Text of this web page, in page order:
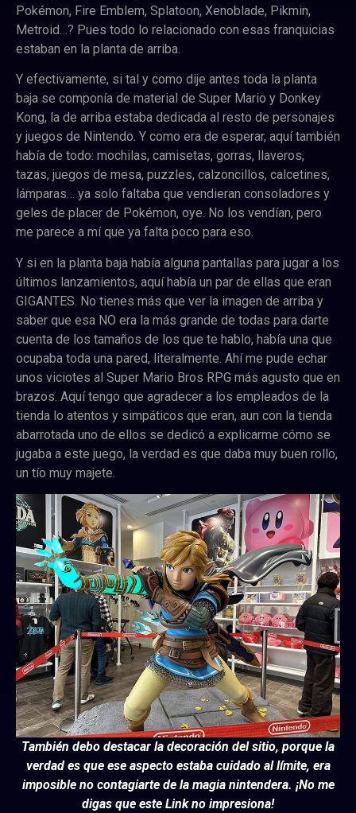
Pokémon, Fire Emblem, Splatoon, Xenoblade, Pikmin,
Metroid…? Pues todo lo relacionado con esas franquicias
estaban en la planta de arriba.
Y efectivamente, si tal y como dije antes toda la planta
baja se componía de material de Super Mario y Donkey
Kong, la de arriba estaba dedicada al resto de personajes
y juegos de Nintendo. Y como era de esperar, aquí también
había de todo: mochilas, camisetas, gorras, llaveros,
tazas, juegos de mesa, puzzles, calzoncillos, calcetines,
lámparas… ya solo faltaba que vendieran consoladores y
geles de placer de Pokémon, oye. No los vendían, pero
me parece a mí que ya falta poco para eso.
Y si en la planta baja había alguna pantallas para jugar a los
últimos lanzamientos, aquí había un par de ellas que eran
GIGANTES. No tienes más que ver la imagen de arriba y
saber que esa NO era la más grande de todas para darte
cuenta de los tamaños de los que te hablo, había una que
ocupaba toda una pared, literalmente. Ahí me pude echar
unos viciotes al Super Mario Bros RPG más agusto que en
brazos. Aquí tengo que agradecer a los empleados de la
tienda lo atentos y simpáticos que eran, aun con la tienda
abarrotada uno de ellos se dedicó a explicarme cómo se
jugaba a este juego, la verdad es que daba muy buen rollo,
un tío muy majete.
También debo destacar la decoración del sitio, porque la
verdad es que ese aspecto estaba cuidado al límite, era
imposible no contagiarte de la magia nintendera. ¡No me
digas que este Link no impresiona!